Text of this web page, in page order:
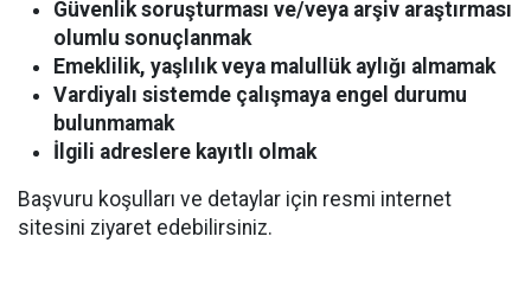
Güvenlik soruşturması ve/veya arşiv araştırması
olumlu sonuçlanmak
Emeklilik, yaşlılık veya malullük aylığı almamak
Vardiyalı sistemde çalışmaya engel durumu
bulunmamak
İlgili adreslere kayıtlı olmak
Başvuru koşulları ve detaylar için resmi internet
sitesini ziyaret edebilirsiniz.